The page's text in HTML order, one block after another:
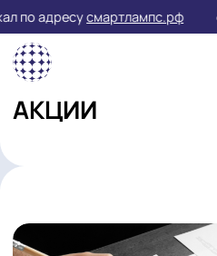
адресусмартлампс.рф
АКЦИИ